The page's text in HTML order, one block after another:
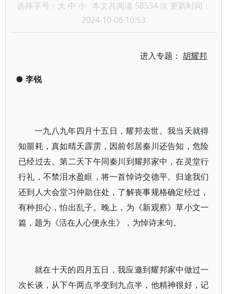
选择字号： 大 中 小 本文共阅读 58534 次 更新时间：
2024-10-06 10:53
进入专题：胡耀邦
● 李锐
一九八九年四月十五日，耀邦去世。我当天就得
知噩耗，真如晴天霹雳，因前邻居秦川还告知，危险
已经过去。第二天下午同秦川到耀邦家中，在灵堂行
行礼，不禁泪水盈眶，将一首悼诗交德平。归途我们
还到人大会堂习仲勋住处，了解丧事规格确定经过，
有种担心，怕出乱子。晚上，为《新观察》草小文一
篇，题为《活在人心便永生》，为悼诗末句。
就在十天的四月五日，我应邀到耀邦家中做过一
次长谈，从下午两点半变到九点半，他精神很好，记